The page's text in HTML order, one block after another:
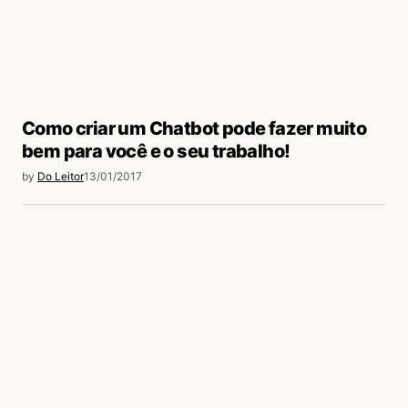
Como criar um Chatbot pode fazer muito
bem para você e o seu trabalho!
by Do Leitor13/01/2017